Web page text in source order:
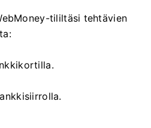
tililtäsi tehtävien